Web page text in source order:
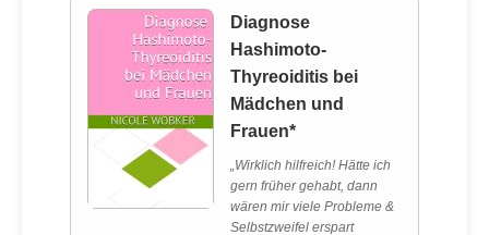
Diagnose
Hashimoto-
Thyreoiditis bei
Mädchen und
Frauen*
„Wirklich hilfreich! Hätte ich
gern früher gehabt, dann
wären mir viele Probleme &
Selbstzweifel erspart